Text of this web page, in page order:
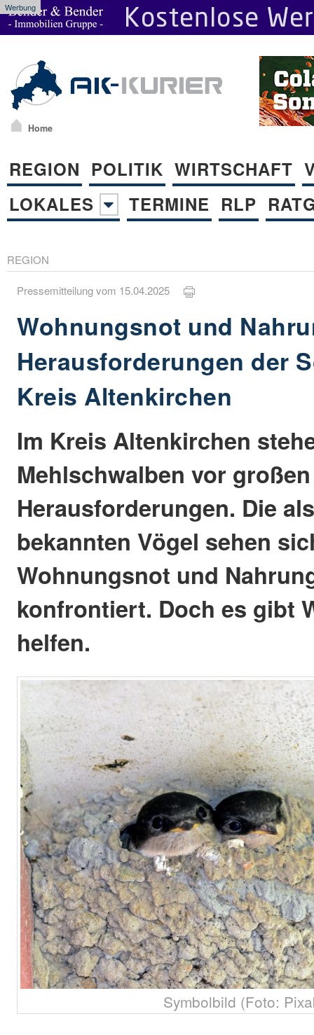
Werbung
Home
REGION POLITIK WIRTSCHAFT
LOKALES
TERMINE RLP
REGION
Pressemitteilung vom 15.04.2025
Wohnungsnot und
Herausforderungen der
Kreis Altenkirchen
Im Kreis Altenkirchen
Mehlschwalben vor großen
Herausforderungen. Die
bekannten Vögel sehen
Wohnungsnot und
konfrontiert. Doch es gibt
helfen.
Symbolbild (Foto: